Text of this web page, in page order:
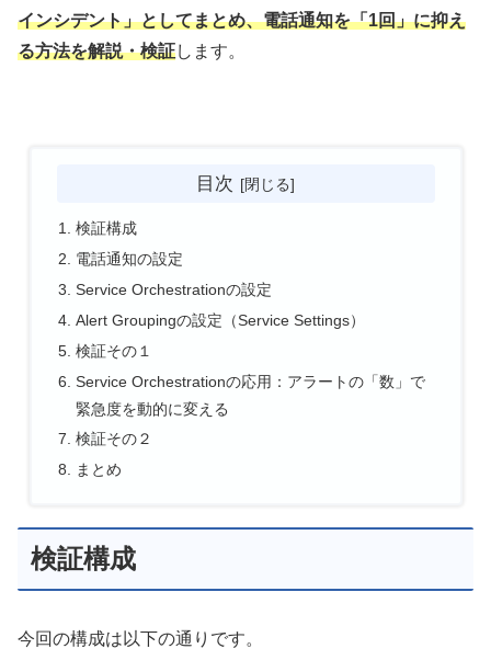
インシデント」としてまとめ、電話通知を「1回」に抑え
る方法を解説・検証します。
目次
検証構成
電話通知の設定
Service Orchestrationの設定
Alert Groupingの設定（Service Settings）
検証その１
Service Orchestrationの応用：アラートの「数」で
緊急度を動的に変える
検証その２
まとめ
検証構成
今回の構成は以下の通りです。